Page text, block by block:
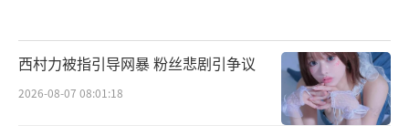
西村力被指引导网暴 粉丝悲剧引争议
2026-08-07 08:01:18